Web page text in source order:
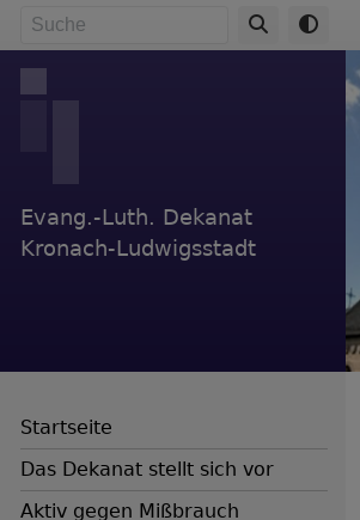
Direkt
Inhalt
Evang.-Luth. Dekanat
Kronach-Ludwigsstadt
Startseite
Das Dekanat stellt sich vor
Aktiv gegen Mißbrauch